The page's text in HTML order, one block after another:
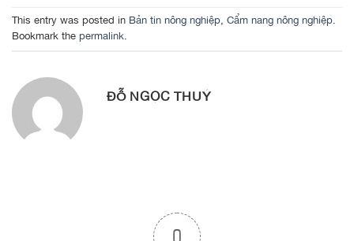
This entry was posted in Bản tin nông nghiệp Cẩm nang nông nghiệp
Bookmark the permalink
ĐỖ NGỌC THUÝ
0